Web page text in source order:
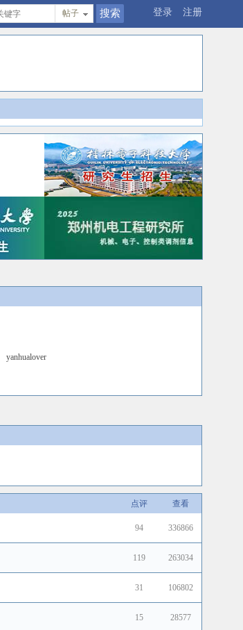
登录 注册
帖子
yanhualover
点评 查看
94 336866
119 263034
31 106802
15 28577